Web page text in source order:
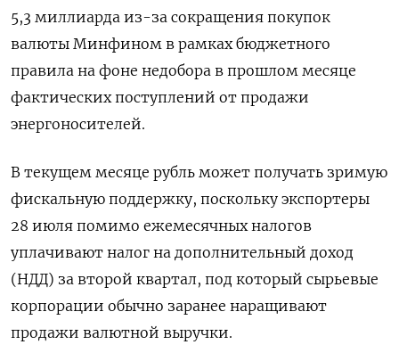
5,3 миллиарда из-за сокращения покупок
валюты Минфином в рамках бюджетного
правила на фоне недобора ‌в прошлом месяце
фактических поступлений от продажи
энергоносителей.
В текущем месяце рубль может получать зримую
фискальную поддержку, поскольку экспортеры ​
28 июля помимо ежемесячных налогов
уплачивают налог на дополнительный доход
(НДД) за второй квартал, под ‌который сырьевые
корпорации обычно заранее наращивают
продажи валютной выручки.